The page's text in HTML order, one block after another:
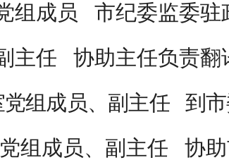
组成员
市纪委监委驻
主任
协助主任负责翻
组成员、副主任
到市
组成员、副主任
协